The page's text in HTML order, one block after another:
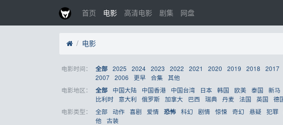
首页 电影 高清电影 剧集 网盘
电影
电影时间： 全部 2025 2024 2023 2022 2021 2020 2019 2018 2017
2007 2006 更早 合集 其他
电影地区：
全部 中国大陆 中国香港 中国台湾 日本 韩国 欧美 泰国 新马
比利时
意大利 俄罗斯 加拿大 巴西 瑞典 丹麦 法国 英国 德
电影类型：
全部 动作 喜剧 爱情 恐怖 科幻 剧情 惊悚 奇幻 悬疑 犯罪
他 古装